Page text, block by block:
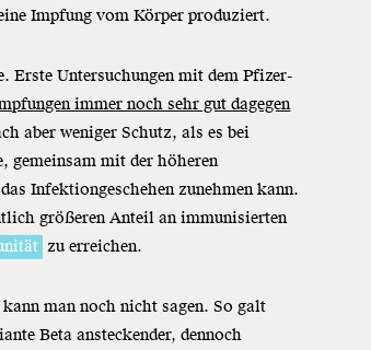
Impfung vom Körper produziert.
Erste Untersuchungen mit dem Pfizer-
immer noch sehr gut dagegen
aber weniger Schutz, als es bei
gemeinsam mit der höheren
Infektiongeschehen zunehmen kann.
größeren Anteil an immunisierten
zu erreichen.
man noch nicht sagen. So galt
Beta ansteckender, dennoch